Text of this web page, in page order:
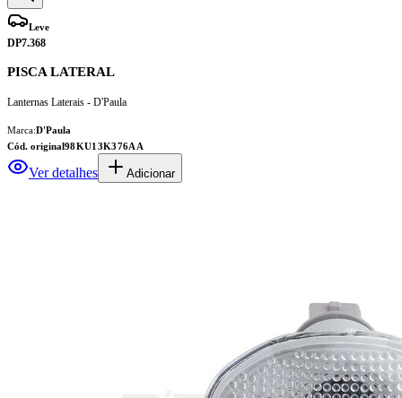
Leve
DP7.368
PISCA LATERAL
Lanternas Laterais - D'Paula
Marca:D'Paula
Cód. original98KU13K376AA
Ver detalhes Adicionar